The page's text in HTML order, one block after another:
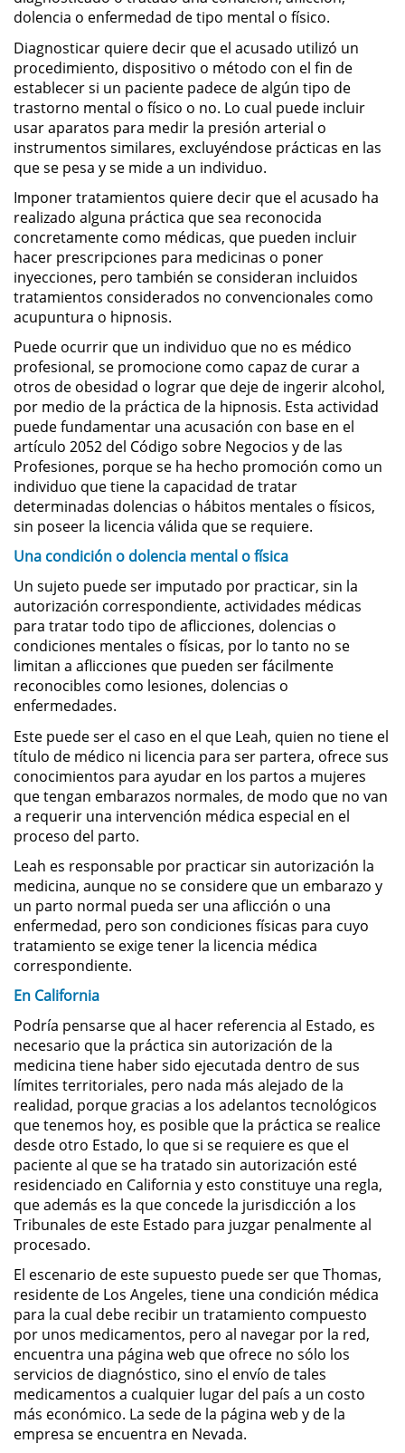
Posesión De Parafernalia De
Drogas
Posesión De Una Sustancia
Controlada Para La Venta
Posesión De Metanfetamina
Venta
El Programa de Desviación
Previo al Juicio PC 1000
Transporte De Una Sustancia
Controlada Para La Venta
Delitos de Fraude
Fraude a Programas de
Asistencia
Fraude al Sistema de Salud
Fraude con Cheques
Fraude Inmobiliario
Fraude de Juego
Fraude a la Compensación a los
Trabajadores
Fraude de Seguro de Auto
Fraude del Seguro de
Desempleo
Fraude de Tarjetas de Crédito
Práctica No Autorizada de la
Delitos de Hurto
Hurto Mayor
Hurto Menor
Recepción de Propiedad
Robada
Robo
Robo de Caja Fuerte
Robo en Tiendas
Delincuencia Juvenil
Audiencias de Detención
Audiencias de Transferencia
Audiencias de Disposición
dolencia o enfermedad de tipo mental o físico.
Diagnosticar quiere decir que el acusado utilizó un
procedimiento, dispositivo o método con el fin de
establecer si un paciente padece de algún tipo de
trastorno mental o físico o no. Lo cual puede incluir
usar aparatos para medir la presión arterial o
instrumentos similares, excluyéndose prácticas en las
que se pesa y se mide a un individuo.
Imponer tratamientos quiere decir que el acusado ha
realizado alguna práctica que sea reconocida
concretamente como médicas, que pueden incluir
hacer prescripciones para medicinas o poner
inyecciones, pero también se consideran incluidos
tratamientos considerados no convencionales como
acupuntura o hipnosis.
Puede ocurrir que un individuo que no es médico
profesional, se promocione como capaz de curar a
otros de obesidad o lograr que deje de ingerir alcohol,
por medio de la práctica de la hipnosis. Esta actividad
puede fundamentar una acusación con base en el
artículo 2052 del Código sobre Negocios y de las
Profesiones, porque se ha hecho promoción como un
individuo que tiene la capacidad de tratar
determinadas dolencias o hábitos mentales o físicos,
sin poseer la licencia válida que se requiere.
Una condición o dolencia mental o física
Un sujeto puede ser imputado por practicar, sin la
autorización correspondiente, actividades médicas
para tratar todo tipo de aflicciones, dolencias o
condiciones mentales o físicas, por lo tanto no se
limitan a aflicciones que pueden ser fácilmente
reconocibles como lesiones, dolencias o
enfermedades.
Este puede ser el caso en el que Leah, quien no tiene el
título de médico ni licencia para ser partera, ofrece sus
conocimientos para ayudar en los partos a mujeres
que tengan embarazos normales, de modo que no van
a requerir una intervención médica especial en el
proceso del parto.
Leah es responsable por practicar sin autorización la
medicina, aunque no se considere que un embarazo y
un parto normal pueda ser una aflicción o una
enfermedad, pero son condiciones físicas para cuyo
tratamiento se exige tener la licencia médica
correspondiente.
En California
Podría pensarse que al hacer referencia al Estado, es
necesario que la práctica sin autorización de la
medicina tiene haber sido ejecutada dentro de sus
límites territoriales, pero nada más alejado de la
realidad, porque gracias a los adelantos tecnológicos
que tenemos hoy, es posible que la práctica se realice
desde otro Estado, lo que si se requiere es que el
paciente al que se ha tratado sin autorización esté
residenciado en California y esto constituye una regla,
que además es la que concede la jurisdicción a los
Tribunales de este Estado para juzgar penalmente al
procesado.
El escenario de este supuesto puede ser que Thomas,
residente de Los Angeles, tiene una condición médica
para la cual debe recibir un tratamiento compuesto
por unos medicamentos, pero al navegar por la red,
encuentra una página web que ofrece no sólo los
servicios de diagnóstico, sino el envío de tales
medicamentos a cualquier lugar del país a un costo
más económico. La sede de la página web y de la
empresa se encuentra en Nevada.